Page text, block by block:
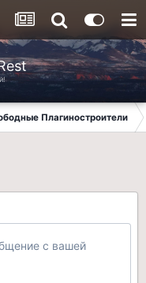
Плагиностроители
с вашей